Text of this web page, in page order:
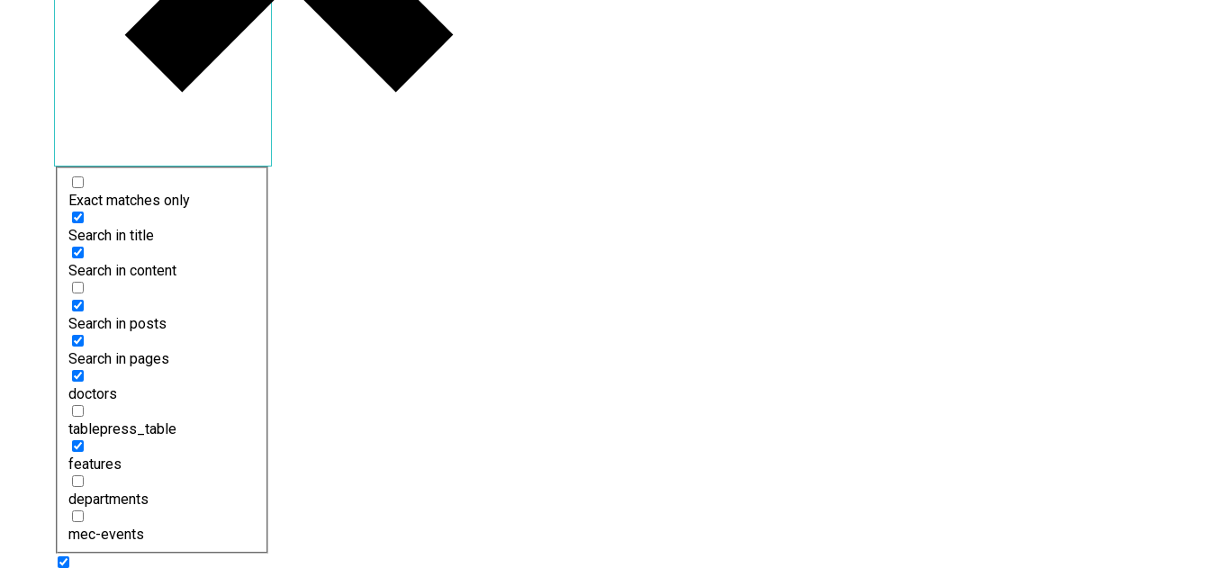
Exact matches only
Search in title
Search in content
Search in posts
Search in pages
doctors
tablepress_table
features
departments
mec-events